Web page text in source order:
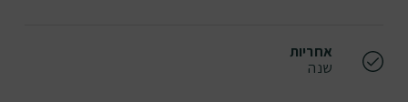
אחריות
שנה